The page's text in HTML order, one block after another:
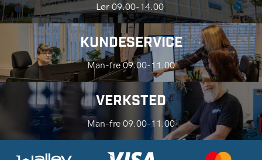
Lør 09.00-14.00
KUNDESERVICE
Man-fre 09.00-11.00
VERKSTED
Man-fre 09.00-11.00